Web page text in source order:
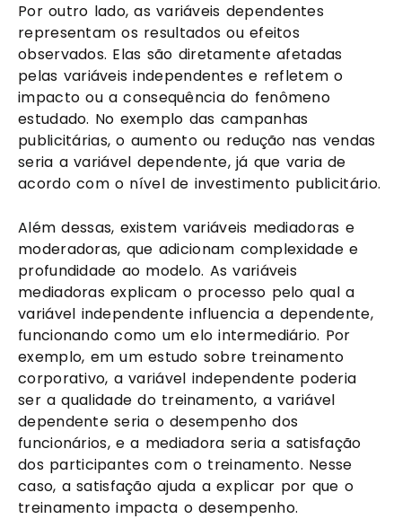
Por outro lado, as variáveis dependentes
representam os resultados ou efeitos
observados. Elas são diretamente afetadas
pelas variáveis independentes e refletem o
impacto ou a consequência do fenômeno
estudado. No exemplo das campanhas
publicitárias, o aumento ou redução nas vendas
seria a variável dependente, já que varia de
acordo com o nível de investimento publicitário.
Além dessas, existem variáveis mediadoras e
moderadoras, que adicionam complexidade e
profundidade ao modelo. As variáveis
mediadoras explicam o processo pelo qual a
variável independente influencia a dependente,
funcionando como um elo intermediário. Por
exemplo, em um estudo sobre treinamento
corporativo, a variável independente poderia
ser a qualidade do treinamento, a variável
dependente seria o desempenho dos
funcionários, e a mediadora seria a satisfação
dos participantes com o treinamento. Nesse
caso, a satisfação ajuda a explicar por que o
treinamento impacta o desempenho.